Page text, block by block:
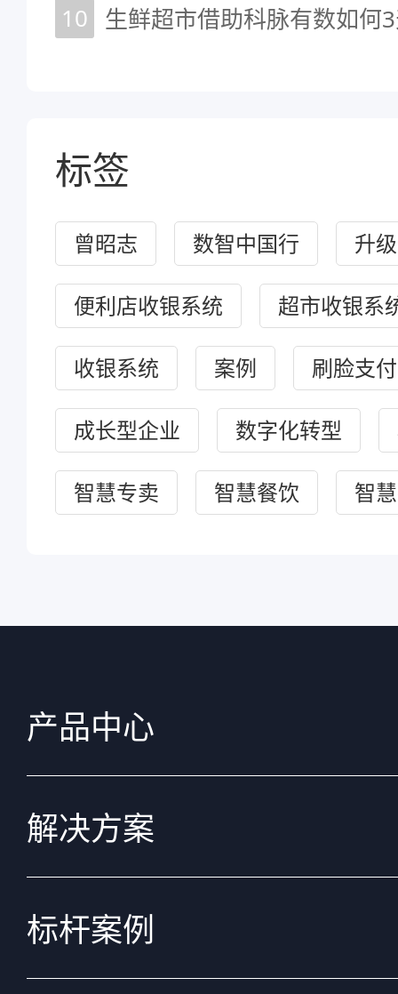
10 生鲜超市借助科脉有数如何
标签
曾昭志 数智中国行 升
便利店收银系统 超市收银系
收银系统 案例 刷脸支付
成长型企业 数字化转型
智慧专卖 智慧餐饮 智
产品中心
解决方案
标杆案例